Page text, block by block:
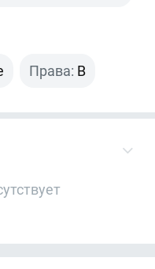
Права: B